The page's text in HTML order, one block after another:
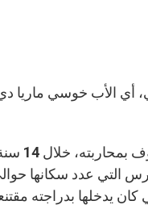
الأب
كان يدخلها بدراجته